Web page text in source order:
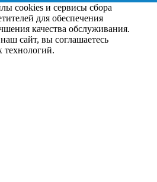
cookies и сервисы сбора
для обеспечения
качества обслуживания.
сайт, вы соглашаетесь
технологий.